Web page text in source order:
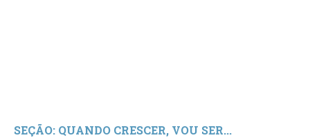
SEÇÃO: QUANDO CRESCER, VOU SER...